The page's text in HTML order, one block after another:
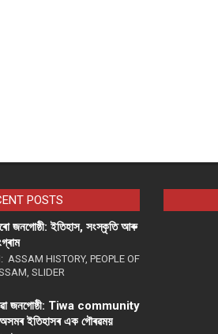
POSTS
জনগোষ্ঠী: ইতিহাস, সংস্কৃতি আৰু
ASSAM HISTORY, PEOPLE OF
, SLIDER
জনগোষ্ঠী: Tiwa community
ইতিহাসৰ এক গৌৰৱময়